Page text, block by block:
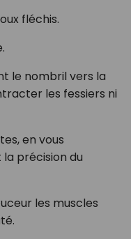
fléchis.
le nombril vers la
les fessiers ni
en vous
précision du
les muscles